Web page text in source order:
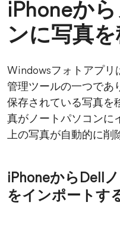
iPhoneか
ンに写真
Windowsフォトアプリ
管理ツールの一つであ
保存されている写真を
真がノートパソコンに
上の写真が自動的に削
iPhoneからDell
をインポートす